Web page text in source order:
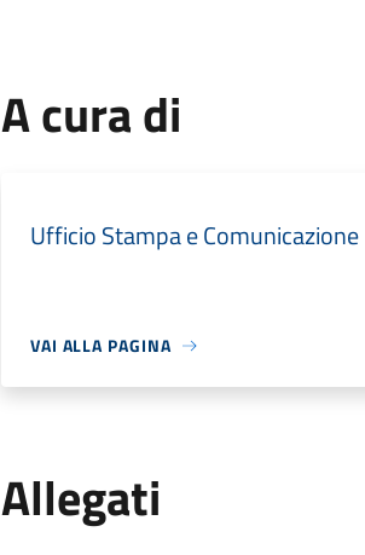
A cura di
Ufficio Stampa e Comunicazione
VAI ALLA PAGINA
Allegati